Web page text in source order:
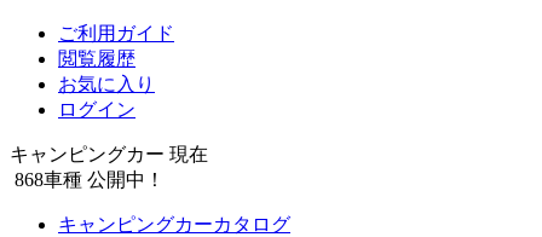
ご利用ガイド
閲覧履歴
お気に入り
ログイン
キャンピングカー 現在
868車種 公開中！
キャンピングカーカタログ